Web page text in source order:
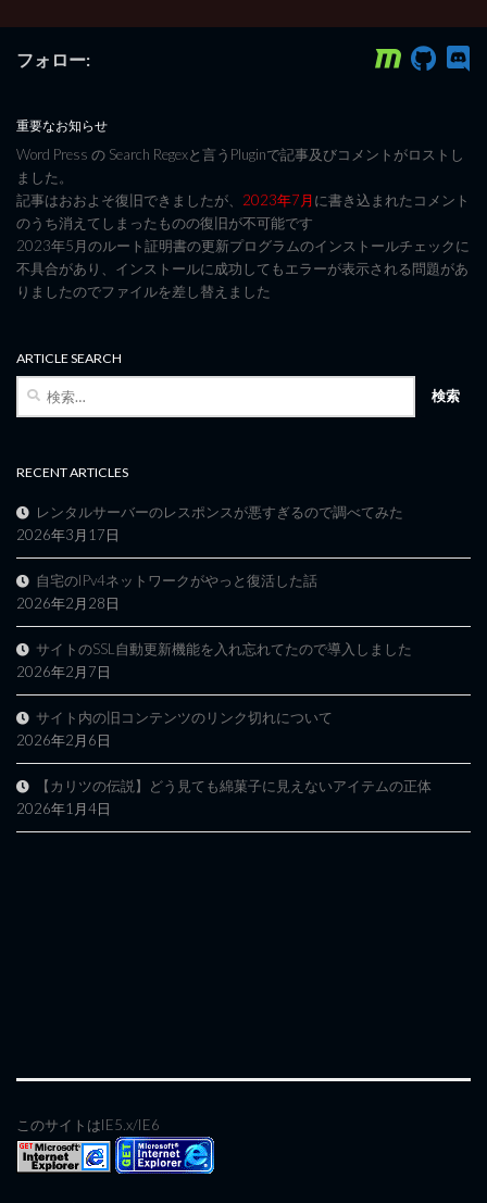
フォロー:
重要なお知らせ
Word Press の Search Regexと言うPluginで記事及びコメントがロストし
ました。
記事はおおよそ復旧できましたが、 2023年7月に書き込まれたコメント
のうち消えてしまったものの復旧が不可能です
2023年5月のルート証明書の更新プログラムのインストールチェックに
不具合があり、インストールに成功してもエラーが表示される問題があ
りましたのでファイルを差し替えました
ARTICLE SEARCH
RECENT ARTICLES
レンタルサーバーのレスポンスが悪すぎるので調べてみた
2026年3月17日
自宅のIPv4ネットワークがやっと復活した話
2026年2月28日
サイトのSSL自動更新機能を入れ忘れてたので導入しました
2026年2月7日
サイト内の旧コンテンツのリンク切れについて
2026年2月6日
【カリツの伝説】どう見ても綿菓子に見えないアイテムの正体
2026年1月4日
このサイトはIE5.x/IE6